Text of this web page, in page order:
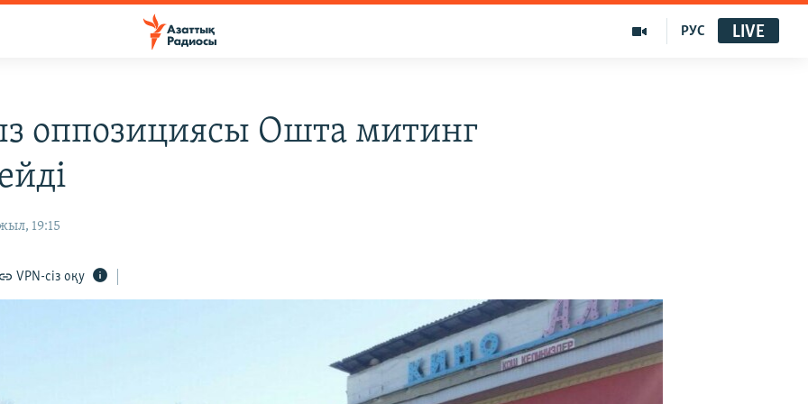
РУС LIVE
оппозициясы Ошта митинг
19:15
VPN-сіз оқу